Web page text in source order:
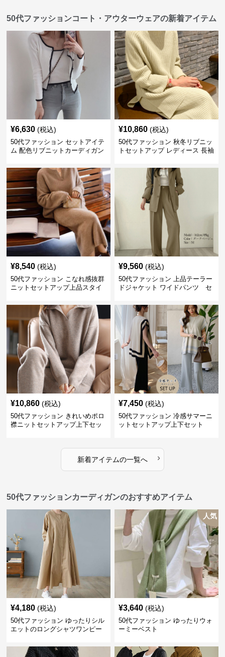
50代ファッションコート・アウターウェアの新着アイテム
¥6,630 (税込)
50代ファッション セットアイテ
ム 配色リブニットカーディガン
¥10,860 (税込)
50代ファッション 秋冬リブニッ
トセットアップ レディース 長袖
¥8,540 (税込)
50代ファッション こなれ感抜群
ニットセットアップ上品スタイ
¥9,560 (税込)
50代ファッション 上品テーラー
ドジャケット ワイドパンツ セ
¥10,860 (税込)
50代ファッション きれいめポロ
襟ニットセットアップ上下セッ
¥7,450 (税込)
50代ファッション 冷感サマーニ
ットセットアップ上下セット
新着アイテムの一覧へ ›
50代ファッションカーディガンのおすすめアイテム
¥4,180 (税込)
50代ファッション ゆったりシル
エットのロングシャツワンピー
人気
¥3,640 (税込)
50代ファッション ゆったりウォ
ーミーベスト